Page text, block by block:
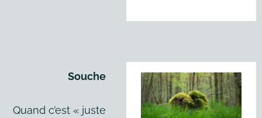
Souche
Quand c’est « juste